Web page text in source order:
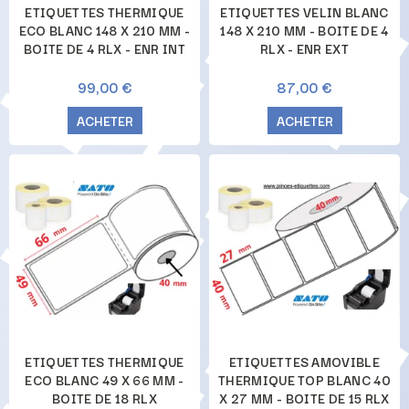
ETIQUETTES THERMIQUE
ECO BLANC 148 X 210 MM -
BOITE DE 4 RLX - ENR INT
99,00 €
ACHETER
ETIQUETTES VELIN BLANC
148 X 210 MM - BOITE DE 4
RLX - ENR EXT
87,00 €
ACHETER
ETIQUETTES THERMIQUE
ECO BLANC 49 X 66 MM -
BOITE DE 18 RLX
ETIQUETTES AMOVIBLE
THERMIQUE TOP BLANC 40
X 27 MM - BOITE DE 15 RLX